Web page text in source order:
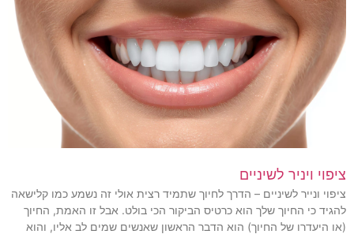
ציפוי ויניר לשיניים
ציפוי ונייר לשיניים – הדרך לחיוך שתמיד רצית אולי זה נשמע כמו קלישאה
להגיד כי החיוך שלך הוא כרטיס הביקור הכי בולט. אבל זו האמת, החיוך
(או היעדרו של החיוך) הוא הדבר הראשון שאנשים שמים לב אליו, והוא